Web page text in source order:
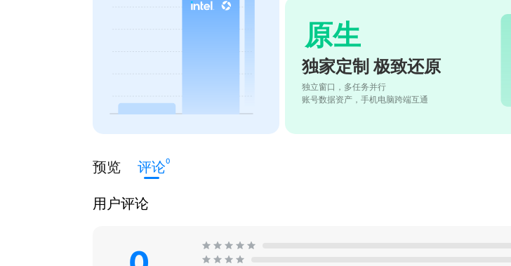
原生
独家定制 极致还原
独立窗口，多任务并行
账号数据资产，手机电脑跨端互通
预览 评论0
用户评论